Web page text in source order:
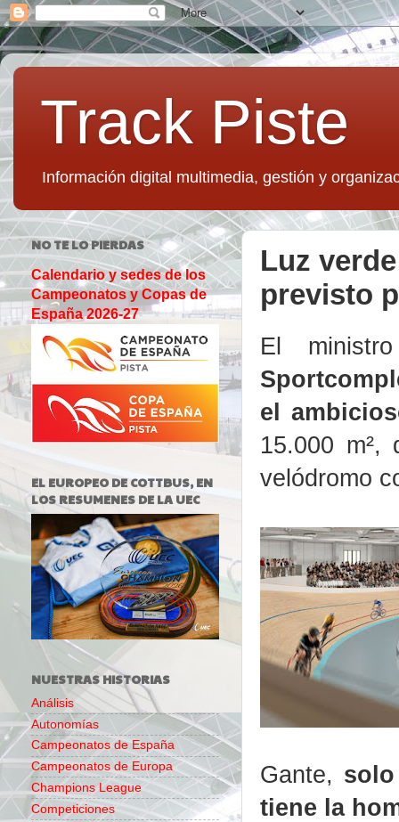
Track Piste
Información digital multimedia, gestión y
Luz
previsto
El
el
15.000
velódromo
Gante,
tiene la
NO TE LO PIERDAS
Calendario y sedes de los
Campeonatos y Copas de
España 2026-27
EL EUROPEO DE COTTBUS, EN
LOS RESUMENES DE LA UEC
NUESTRAS HISTORIAS
Análisis
Autonomías
Campeonatos de España
Campeonatos de Europa
Champions League
Competiciones